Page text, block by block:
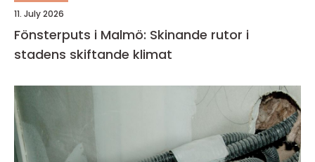
11. July 2026
Fönsterputs i Malmö: Skinande rutor i
stadens skiftande klimat